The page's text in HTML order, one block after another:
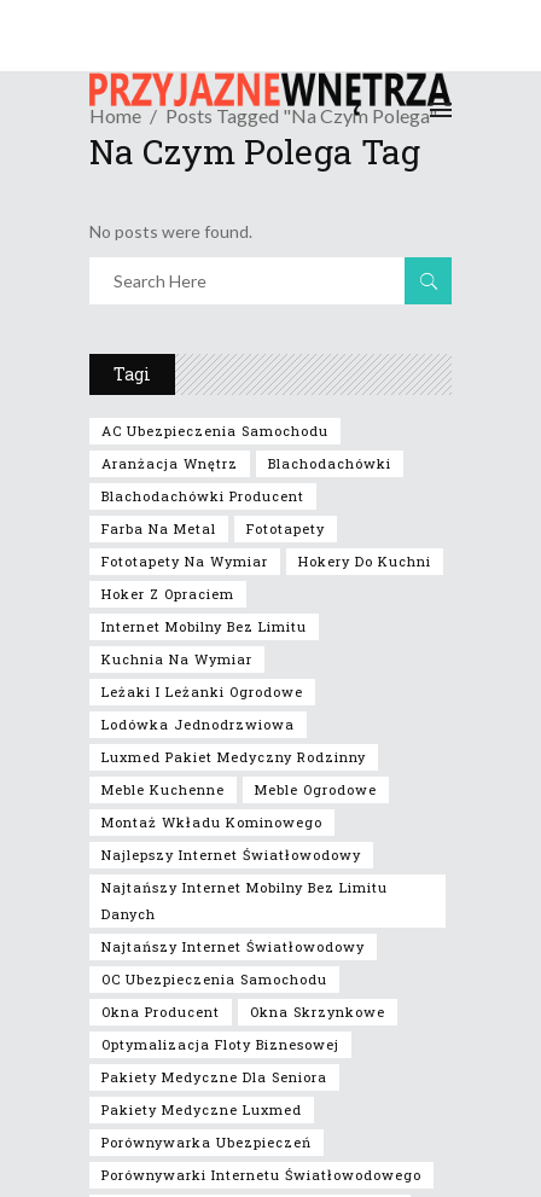
Home Posts Tagged "na Czym Polega"
Na Czym Polega Tag
No posts were found.
Tagi
AC Ubezpieczenia Samochodu
Aranżacja Wnętrz
Blachodachówki
Blachodachówki Producent
Farba Na Metal
Fototapety
Fototapety Na Wymiar
Hokery Do Kuchni
Hoker Z Opraciem
Internet Mobilny Bez Limitu
Kuchnia Na Wymiar
Leżaki I Leżanki Ogrodowe
Lodówka Jednodrzwiowa
Luxmed Pakiet Medyczny Rodzinny
Meble Kuchenne
Meble Ogrodowe
Montaż Wkładu Kominowego
Najlepszy Internet Światłowodowy
Najtańszy Internet Mobilny Bez Limitu
Danych
Najtańszy Internet Światłowodowy
OC Ubezpieczenia Samochodu
Okna Producent
Okna Skrzynkowe
Optymalizacja Floty Biznesowej
Pakiety Medyczne Dla Seniora
Pakiety Medyczne Luxmed
Porównywarka Ubezpieczeń
Porównywarki Internetu Światłowodowego